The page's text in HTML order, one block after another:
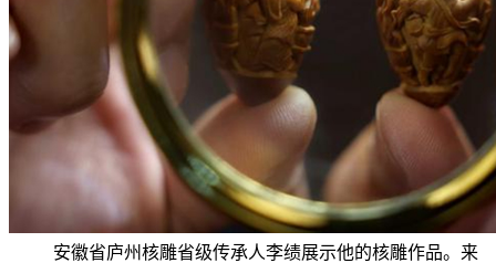
安徽省庐州核雕省级传承人李绩展示他的核雕作品。来